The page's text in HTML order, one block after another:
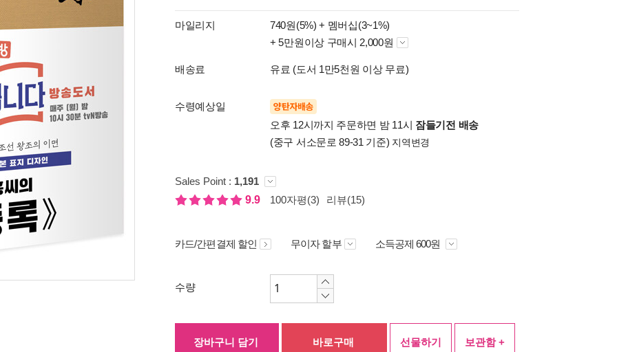
마일리지 740원(5%) + 멤버십(3~1%)
+ 5만원이상 구매시 2,000원
배송료 유료 (도서 1만5천원 이상 무료)
수령예상일 양탄자배송
오후 12시까지 주문하면 밤 11시 잠들기전 배송
(중구 서소문로 89-31 기준) 지역변경
Sales Point : 1,191
9.9
100자평(3) 리뷰(15)
카드/간편결제 할인 무이자 할부 소득공제 600원
수량
장바구니 담기 바로구매 선물하기 보관함 +